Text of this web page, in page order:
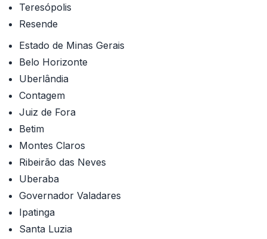
Teresópolis
Resende
Estado de Minas Gerais
Belo Horizonte
Uberlândia
Contagem
Juiz de Fora
Betim
Montes Claros
Ribeirão das Neves
Uberaba
Governador Valadares
Ipatinga
Santa Luzia